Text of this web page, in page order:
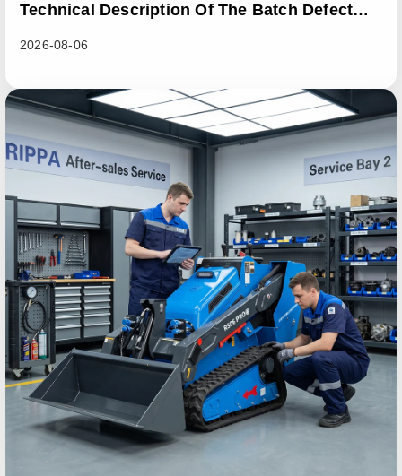
Technical Description Of The Batch Defect
2026-08-06